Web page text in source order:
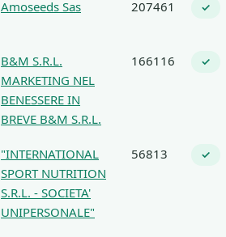
Amoseeds Sas 207461 ✓
B&M S.R.L.
MARKETING NEL
BENESSERE IN
BREVE B&M S.R.L.
166116 ✓
"INTERNATIONAL
SPORT NUTRITION
S.R.L. - SOCIETA'
UNIPERSONALE"
56813 ✓